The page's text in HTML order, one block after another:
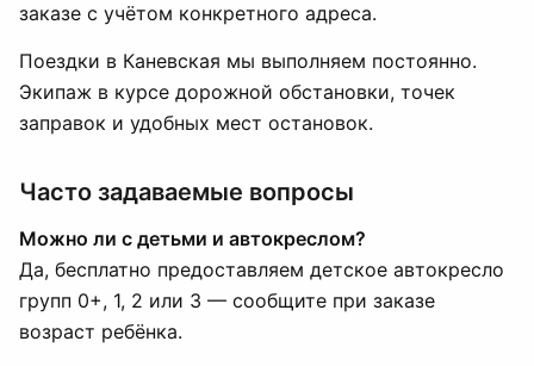
заказе с учётом конкретного адреса.
Поездки в Каневская мы выполняем постоянно.
Экипаж в курсе дорожной обстановки, точек
заправок и удобных мест остановок.
Часто задаваемые вопросы
Можно ли с детьми и автокреслом?
Да, бесплатно предоставляем детское автокресло
групп 0+, 1, 2 или 3 — сообщите при заказе
возраст ребёнка.